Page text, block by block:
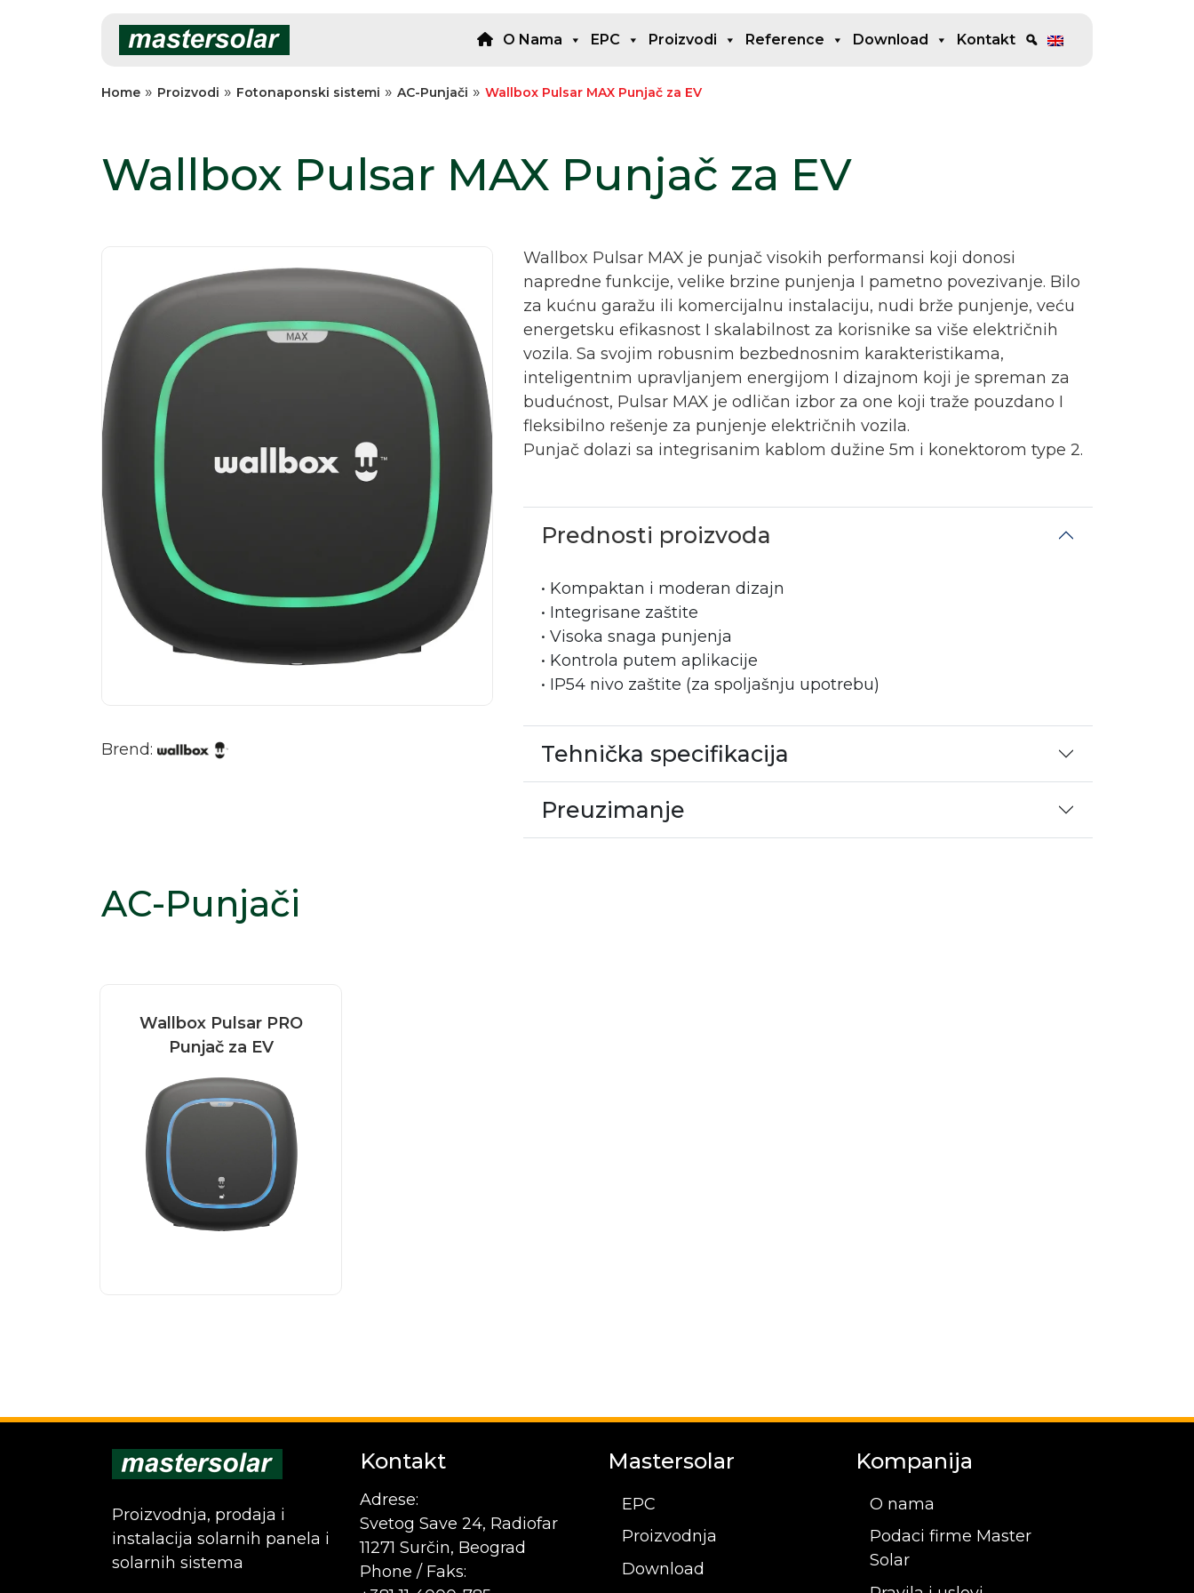
O Nama EPC Proizvodi Reference Download Kontakt
Home » Proizvodi » Fotonaponski sistemi » AC-Punjači » Wallbox Pulsar MAX Punjač za EV
Wallbox Pulsar MAX Punjač za EV
Brend:
Wallbox Pulsar MAX je punjač visokih performansi koji donosi
napredne funkcije, velike brzine punjenja I pametno povezivanje. Bilo
za kućnu garažu ili komercijalnu instalaciju, nudi brže punjenje, veću
energetsku efikasnost I skalabilnost za korisnike sa više električnih
vozila. Sa svojim robusnim bezbednosnim karakteristikama,
inteligentnim upravljanjem energijom I dizajnom koji je spreman za
budućnost, Pulsar MAX je odličan izbor za one koji traže pouzdano I
fleksibilno rešenje za punjenje električnih vozila.
Punjač dolazi sa integrisanim kablom dužine 5m i konektorom type 2.
Prednosti proizvoda
• Kompaktan i moderan dizajn
• Integrisane zaštite
• Visoka snaga punjenja
• Kontrola putem aplikacije
• IP54 nivo zaštite (za spoljašnju upotrebu)
Tehnička specifikacija
Preuzimanje
AC-Punjači
Wallbox Pulsar PRO
Punjač za EV
Wallbox Pulsar PRO je
kompaktan, pametni
punjač za električna
Pročitaj više
Proizvodnja, prodaja i
instalacija solarnih panela i
solarnih sistema
Kontakt
Adrese:
Svetog Save 24, Radiofar
11271 Surčin, Beograd
Phone / Faks:
Mastersolar
EPC
Proizvodnja
Download
Kompanija
O nama
Podaci firme Master
Solar